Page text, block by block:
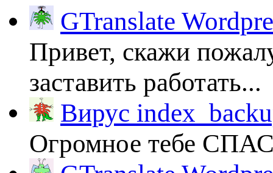
GTranslate
Привет, скажи
заставить работать...
Вирус
Огромное тебе